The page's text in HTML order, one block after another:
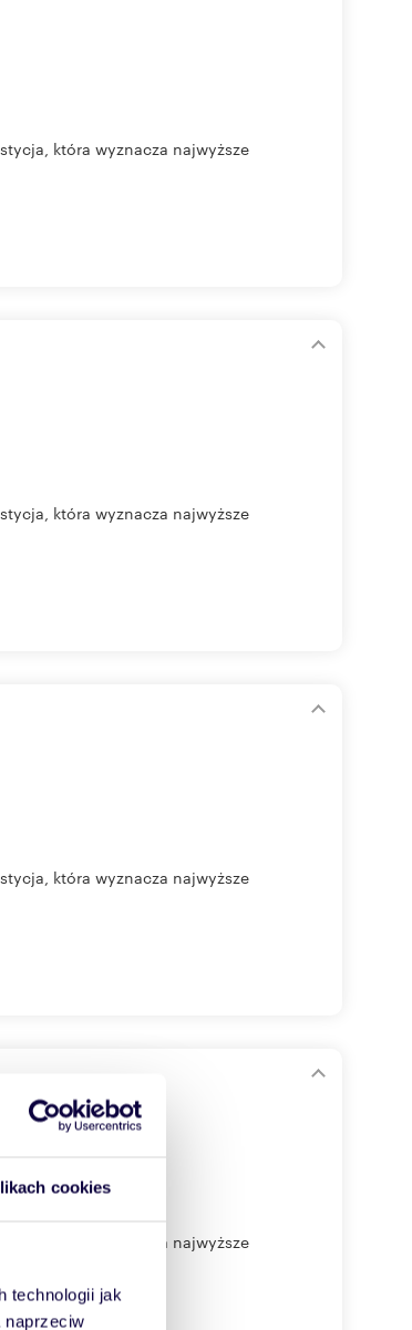
cookies
technologii jak
naprzeciw
która wyznacza najwyższe
która wyznacza najwyższe
która wyznacza najwyższe
która wyznacza najwyższe